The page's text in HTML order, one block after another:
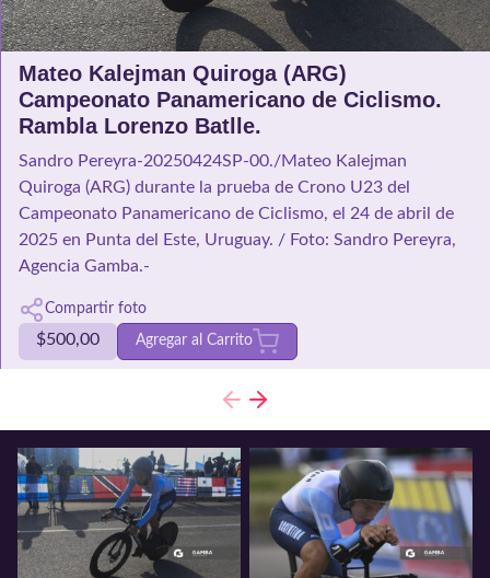
Mateo Kalejman Quiroga (ARG)
Campeonato Panamericano de Ciclismo.
Rambla Lorenzo Batlle.
Sandro Pereyra-20250424SP-00./Mateo Kalejman
Quiroga (ARG) durante la prueba de Crono U23 del
Campeonato Panamericano de Ciclismo, el 24 de abril de
2025 en Punta del Este, Uruguay. / Foto: Sandro Pereyra,
Agencia Gamba.-
Compartir foto
$500,00 Agregar al Carrito